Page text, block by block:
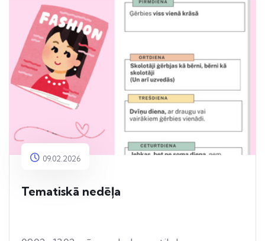
09.02.2026
Tematiskā nedēļa